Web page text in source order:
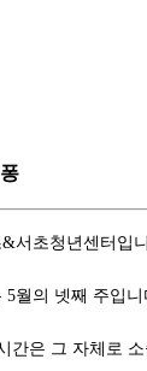
서초청년센터입
월의 넷째 주입
간은 그 자체로